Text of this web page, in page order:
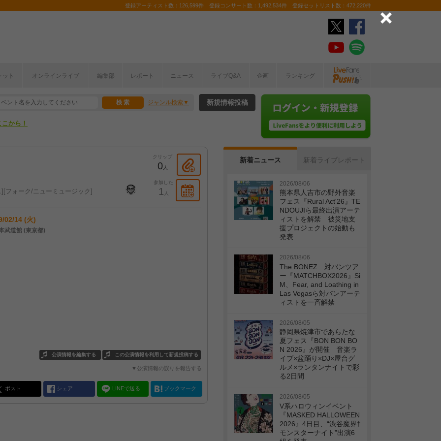
登録アーティスト数：126,599件 登録コンサート数：1,492,534件 登録セットリスト数：472,220件
ット オンラインライブ 編集部 レポート ニュース ライブQ&A 企画 ランキング
ジャンル検索
半期編発表！
から！
新規情報投稿
クリップ
0人
参加した
1 人
フォーク/ニューミュージック
02/14 (火)
武道館 (東京都)
この公演情報を利用して新規投稿する
公演情報を編集する
▼公演情報の誤りを報告する
ポスト シェア LINEで送る ブックマーク
新着ニュース 新着ライブレポート
2026/08/06
熊本県人吉市の野外音楽
フェス『Rural Act'26』TE
NDOUJIら最終出演アーテ
ィストを解禁 被災地支
援プロジェクトの始動も
発表
2026/08/06
The BONEZ 対バンツア
ー『MATCHBOX2026』Si
M、Fear, and Loathing in
Las Vegasら対バンアーテ
ィストを一斉解禁
2026/08/05
静岡県焼津市であらたな
夏フェス『BON BON BO
N 2026』が開催 音楽ラ
イブ×盆踊り×DJ×屋台グ
ルメ×ランタンナイトで彩
る2日間
2026/08/05
V系ハロウィンイベント
『MASKED HALLOWEEN
2026』4日目、“渋谷魔界†
モンスターナイト”出演6